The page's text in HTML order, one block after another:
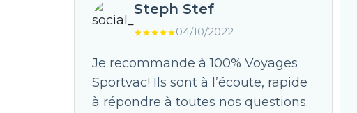
Steph Stef
04/10/2022
Je recommande à 100% Voyages
Sportvac! Ils sont à l’écoute, rapide
à répondre à toutes nos questions.